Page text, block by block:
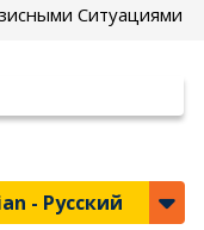
Ситуациями
- Русский